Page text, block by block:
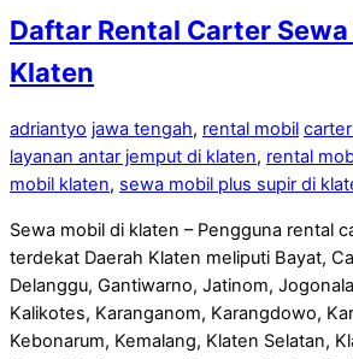
Daftar Rental Carter
Klaten
adriantyo jawa tengah, rental mobil
layanan antar jemput di klaten, rental
mobil klaten, sewa mobil plus supir di
Sewa mobil di klaten – Pengguna rental
terdekat Daerah Klaten meliputi Bayat,
Delanggu, Gantiwarno, Jatinom,
Kalikotes, Karanganom, Karangdowo,
Kebonarum, Kemalang, Klaten Selatan,